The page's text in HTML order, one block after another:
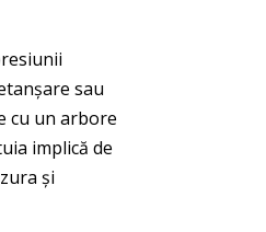
sau
cu un arbore
implică de
și